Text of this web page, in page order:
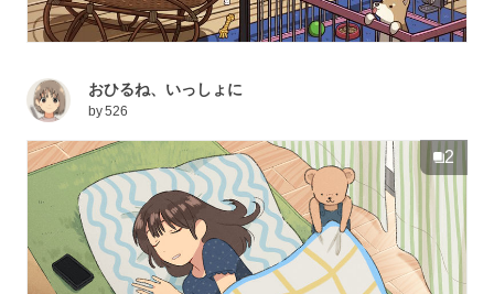
おひるね、いっしょに
by526
2